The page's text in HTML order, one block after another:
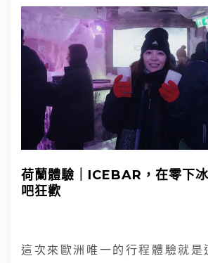
荷蘭體驗｜ICEBAR，在零下
吧狂歡
這次來歐洲唯一的行程體驗就是